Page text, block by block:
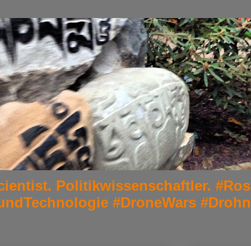
Politikwissenschaftler.
#DroneWars